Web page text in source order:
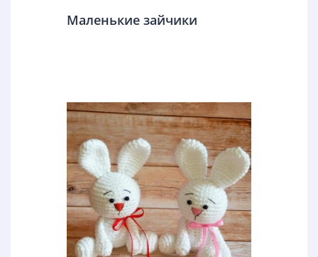
Маленькие зайчики